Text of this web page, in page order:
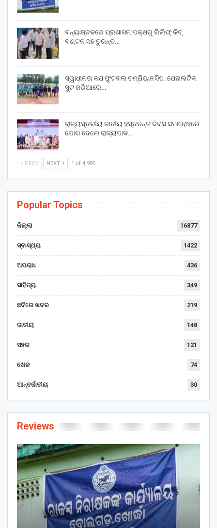
ବନ୍ୟାଞ୍ଚଳରେ ପ୍ରଶାସନ:ପକ୍ଷରୁ ରିଲିଫ୍ କିଟ୍
ବଣ୍ଟନ ସହ ତୁରନ୍ତ…
ସ୍ୱାଧୀନତା କପ ଫୁଟବଲ ଚମ୍ପିୟାନସିପ :ପେନାଲଟିକ
ସୁଟ ଜରିଆରେ…
ରାଜ୍ୟସ୍ତରୀୟ ଜାତୀୟ ହସ୍ତତନ୍ତ ଦିବସ ସମାରୋହରେ
ଯୋଗ ଦେଲେ ରାଜ୍ୟପାଳ…
PREV NEXT 1 of 4,985
Popular Topics
ଜିଲ୍ଲା 16877
ସ୍ବାସ୍ଥ୍ୟ 1422
ଅପରାଧ 436
ସାହିତ୍ୟ 349
ଛବିରେ ଖବର 219
ଜାତୀୟ 148
ସହର 121
ଖେଳ 74
ଆନ୍ତର୍ଜାତୀୟ 30
Reviews